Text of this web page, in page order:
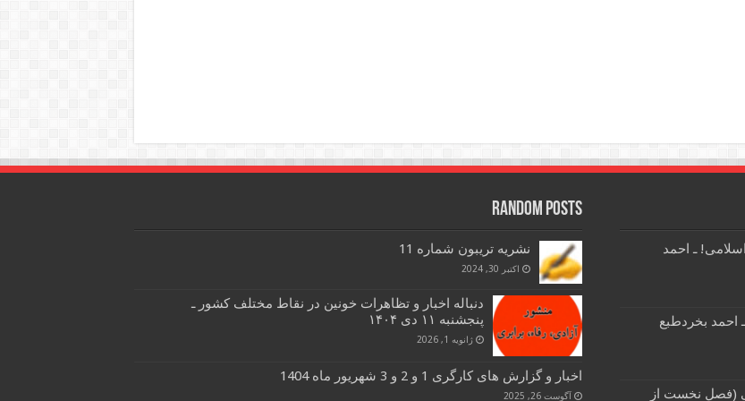
ـ احمد
احمد بخردطبع
(فصل نخست از
Random Posts
نشریه تریبون شماره 11
اکتبر 30, 2024
دنباله اخبار و تظاهرات خونین در نقاط مختلف کشور ـ
پنجشنبه ۱۱ دی ۱۴۰۴
ژانویه 1, 2026
اخبار و گزارش های کارگری 1 و 2 و 3 شهریور ماه 1404
آگوست 26, 2025